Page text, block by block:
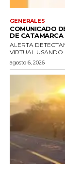
GENERALES
COMUNICADO
DE CATAMARCA
ALERTA
agosto 6, 2026